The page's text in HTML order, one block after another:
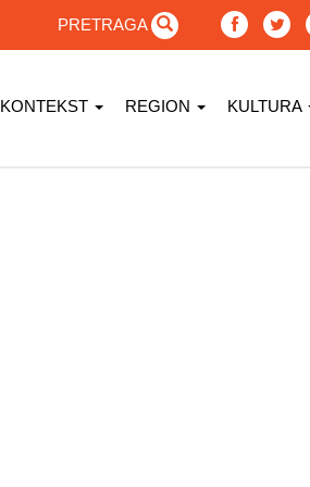
PRETRAGA
KONTEKST REGION KULTURA